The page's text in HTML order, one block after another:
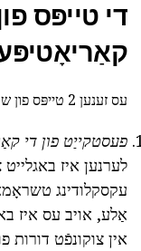
די טייפּס
עס זענען 2 טייפּס פון שטודיום אויף די קאַריאָטיפּע:
פעסטקייַט פון די
לערנען איז
עקסקלודינג
אַלע, אויב עס איז
אין צוקונפֿט